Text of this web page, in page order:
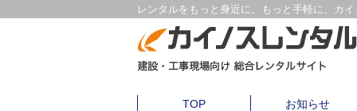
レンタルをもっと身近に、もっと手軽に、カ
TOP お知らせ